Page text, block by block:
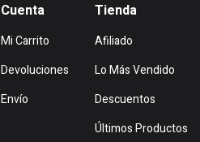
Cuenta
Mi Carrito
Devoluciones
Envío
Tienda
Afiliado
Lo Más Vendido
Descuentos
Últimos Productos